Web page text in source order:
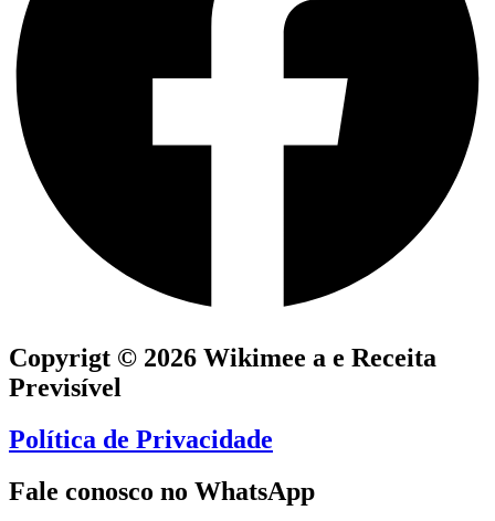
Copyrigt © 2026 Wikimee a e Receita
Previsível
Política de Privacidade
Fale conosco no WhatsApp